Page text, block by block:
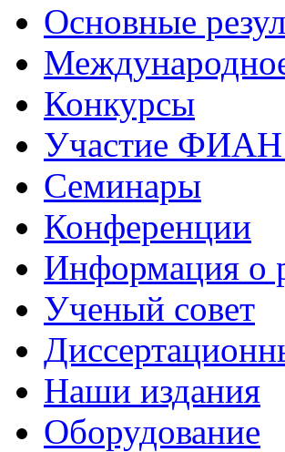
Основные
Конкурсы
Участие
Семинары
Конференции
Информация о
Ученый совет
Наши издания
Оборудование